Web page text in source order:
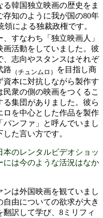
韓国独立映画の歴史をま
知のように我が国の80年
領による独裁政権です。
すなわち「独立映画人」
画活動をしていました。彼
、志向やスタンスはそれぞ
路 （チュンムロ）
を目指し商
本に対抗しながら製作す
衆の側の映画をつくるこ
集団がありました。彼ら
ロを中心とした作品を製作
ンファ」と呼んでいまし
た言い方です。
のレンタルビデオショッ
には今のような活況はなか
は外国映画を観ていまし
由についての欲求が大き
訳して学び、8ミリフィ